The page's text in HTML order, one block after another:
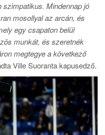
szimpatikus. Mindennap jó
mosollyal az arcán, és
egy csapaton belül
munkát, és szeretnék
megtegye a következő
Ville Suoranta kapusedző.